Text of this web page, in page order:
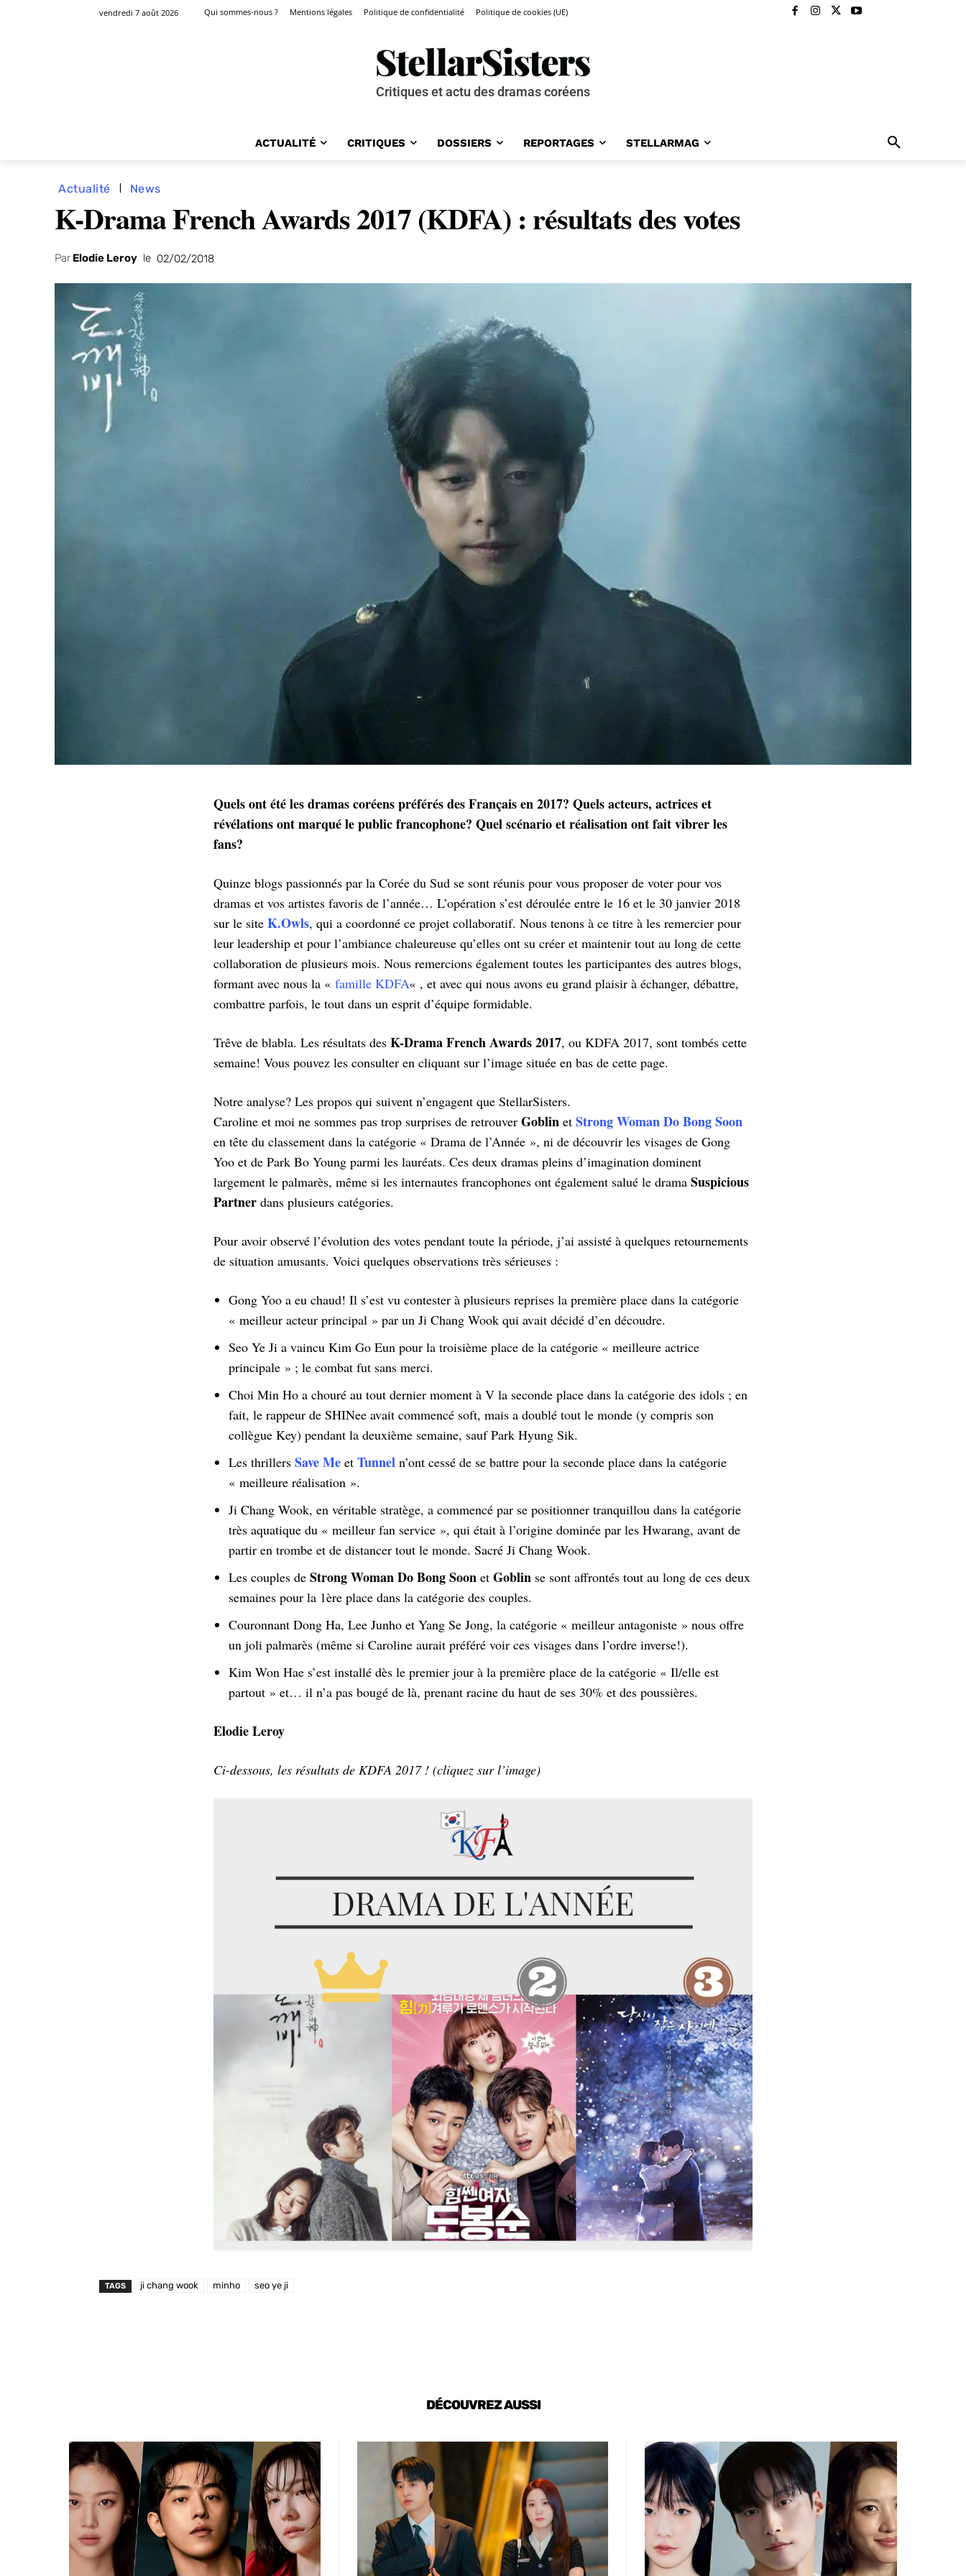
vendredi 7 août 2026 Qui sommes-nous ? Mentions légales Politique de confidentialité Politique de cookies (UE)
Critiques et actu des dramas coréens
ACTUALITÉ CRITIQUES DOSSIERS REPORTAGES STELLARMAG
Actualité News
K-Drama French Awards 2017 (KDFA) : résultats des votes
Par Elodie Leroy le 02/02/2018
Quels ont été les dramas coréens préférés des Français en 2017? Quels acteurs, actrices et
révélations ont marqué le public francophone? Quel scénario et réalisation ont fait vibrer les
fans?
Quinze blogs passionnés par la Corée du Sud se sont réunis pour vous proposer de voter pour vos
dramas et vos artistes favoris de l’année… L’opération s’est déroulée entre le 16 et le 30 janvier 2018
sur le site K.Owls, qui a coordonné ce projet collaboratif. Nous tenons à ce titre à les remercier pour
leur leadership et pour l’ambiance chaleureuse qu’elles ont su créer et maintenir tout au long de cette
collaboration de plusieurs mois. Nous remercions également toutes les participantes des autres blogs,
formant avec nous la « famille KDFA« , et avec qui nous avons eu grand plaisir à échanger, débattre,
combattre parfois, le tout dans un esprit d’équipe formidable.
Trêve de blabla. Les résultats des K-Drama French Awards 2017, ou KDFA 2017, sont tombés cette
semaine! Vous pouvez les consulter en cliquant sur l’image située en bas de cette page.
Notre analyse? Les propos qui suivent n’engagent que StellarSisters.
Caroline et moi ne sommes pas trop surprises de retrouver Goblin et Strong Woman Do Bong Soon
en tête du classement dans la catégorie « Drama de l’Année », ni de découvrir les visages de Gong
Yoo et de Park Bo Young parmi les lauréats. Ces deux dramas pleins d’imagination dominent
largement le palmarès, même si les internautes francophones ont également salué le drama Suspicious
Partner dans plusieurs catégories.
Pour avoir observé l’évolution des votes pendant toute la période, j’ai assisté à quelques retournements
de situation amusants. Voici quelques observations très sérieuses :
Gong Yoo a eu chaud! Il s’est vu contester à plusieurs reprises la première place dans la catégorie
« meilleur acteur principal » par un Ji Chang Wook qui avait décidé d’en découdre.
Seo Ye Ji a vaincu Kim Go Eun pour la troisième place de la catégorie « meilleure actrice
principale » ; le combat fut sans merci.
Choi Min Ho a chouré au tout dernier moment à V la seconde place dans la catégorie des idols ; en
fait, le rappeur de SHINee avait commencé soft, mais a doublé tout le monde (y compris son
collègue Key) pendant la deuxième semaine, sauf Park Hyung Sik.
Les thrillers Save Me et Tunnel n’ont cessé de se battre pour la seconde place dans la catégorie
« meilleure réalisation ».
Ji Chang Wook, en véritable stratège, a commencé par se positionner tranquillou dans la catégorie
très aquatique du « meilleur fan service », qui était à l’origine dominée par les Hwarang, avant de
partir en trombe et de distancer tout le monde. Sacré Ji Chang Wook.
Les couples de Strong Woman Do Bong Soon et Goblin se sont affrontés tout au long de ces deux
semaines pour la 1ère place dans la catégorie des couples.
Couronnant Dong Ha, Lee Junho et Yang Se Jong, la catégorie « meilleur antagoniste » nous offre
un joli palmarès (même si Caroline aurait préféré voir ces visages dans l’ordre inverse!).
Kim Won Hae s’est installé dès le premier jour à la première place de la catégorie « Il/elle est
partout » et… il n’a pas bougé de là, prenant racine du haut de ses 30% et des poussières.
Elodie Leroy
Ci-dessous, les résultats de KDFA 2017 ! (cliquez sur l’image)
TAGS ji chang wook minho seo ye ji
DÉCOUVREZ AUSSI